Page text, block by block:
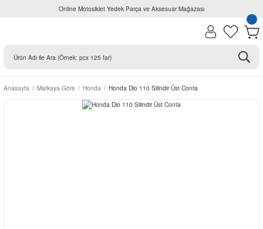
Online Motosiklet Yedek Parça ve Aksesuar Mağazası
Anasayfa Markaya Göre Honda Honda Dio 110 Silindir Üst Conta